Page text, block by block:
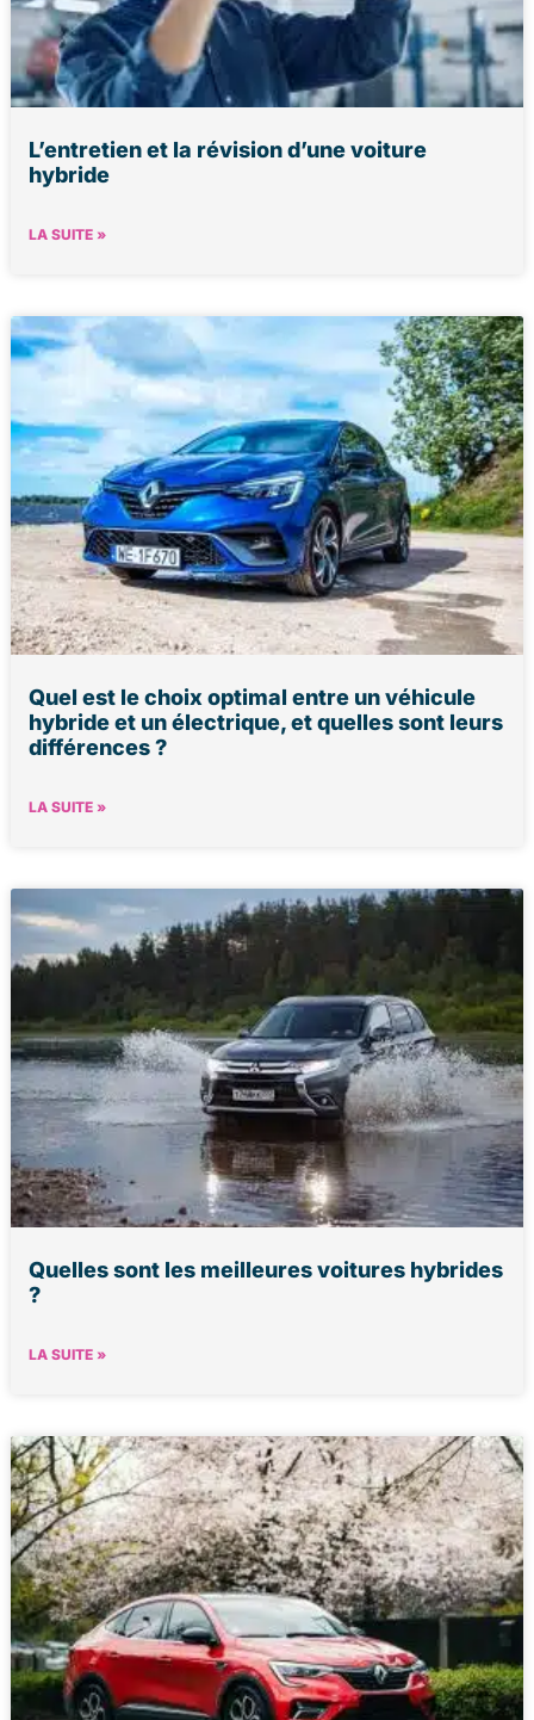
L’entretien et la révision d’une voiture
hybride
LA SUITE »
Quel est le choix optimal entre un véhicule
hybride et un électrique, et quelles sont leurs
différences ?
LA SUITE »
Quelles sont les meilleures voitures hybrides
?
LA SUITE »